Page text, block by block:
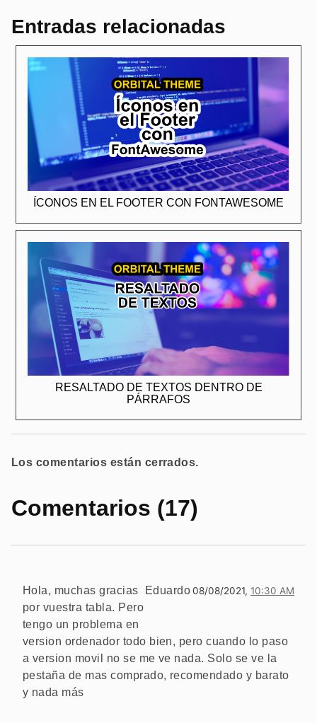
Entradas relacionadas
ÍCONOS EN EL FOOTER CON FONTAWESOME
RESALTADO DE TEXTOS DENTRO DE
PÁRRAFOS
Los comentarios están cerrados.
Comentarios (17)
Eduardo08/08/2021, 10:30 AM
Hola, muchas gracias
por vuestra tabla. Pero
tengo un problema en
version ordenador todo bien, pero cuando lo paso
a version movil no se me ve nada. Solo se ve la
pestaña de mas comprado, recomendado y barato
y nada más